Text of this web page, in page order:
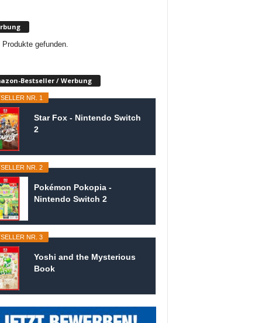
gefunden.
Bestseller / Werbung
NR. 1
Star Fox - Nintendo Switch
2
NR. 2
Pokémon Pokopia -
Nintendo Switch 2
NR. 3
Yoshi and the Mysterious
Book